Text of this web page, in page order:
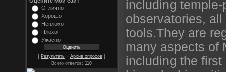
Отлично
Хорошо
Неплохо
Плохо
Ужасно
[ Результаты · Архив опросов ]
Всего ответов: 110
including
observatories,
tools.They are
many aspects of
including the first